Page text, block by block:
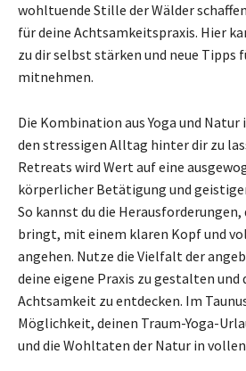
wohltuende Stille der Wälder
für deine Achtsamkeitspraxis. Hier
zu dir selbst stärken und neue Tipps
mitnehmen.
Die Kombination aus Yoga und Natur
den stressigen Alltag hinter dir zu
Retreats wird Wert auf eine
körperlicher Betätigung und
So kannst du die Herausforderungen,
bringt, mit einem klaren Kopf und
angehen. Nutze die Vielfalt der
deine eigene Praxis zu gestalten und
Achtsamkeit zu entdecken. Im
Möglichkeit, deinen Traum-Yoga-
und die Wohltaten der Natur in